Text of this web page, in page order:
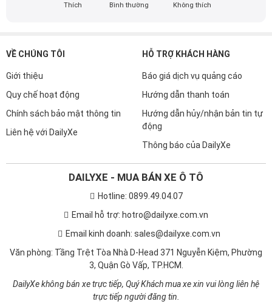
VỀ CHÚNG TÔI
Giới thiệu
Quy chế hoạt động
Chính sách bảo mật thông tin
HỖ TRỢ KHÁCH HÀNG
Báo giá dịch vụ quảng cáo
Hướng dẫn thanh toán
Hướng dẫn hủy/nhận bản tin tự
động
Thông báo của DailyXe
DAILYXE - MUA BÁN XE Ô TÔ
Hotline: 0899.49.04.07
Email hỗ trợ: hotro@dailyxe.com.vn
Email kinh doanh: sales@dailyxe.com.vn
Văn phòng: Tầng Trệt Tòa Nhà D-Head 371 Nguyễn Kiệm, Phường
3, Quận Gò Vấp, TP.HCM.